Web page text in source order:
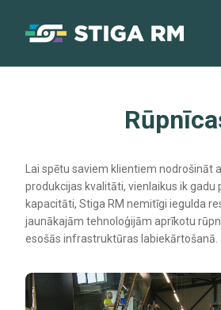
Lai spētu saviem klientiem nodrošināt
produkcijas kvalitāti, vienlaikus ik gadu
kapacitāti, Stiga RM nemitīgi iegulda
jaunākajām tehnoloģijām aprīkotu
esošās infrastruktūras labiekārtošanā.